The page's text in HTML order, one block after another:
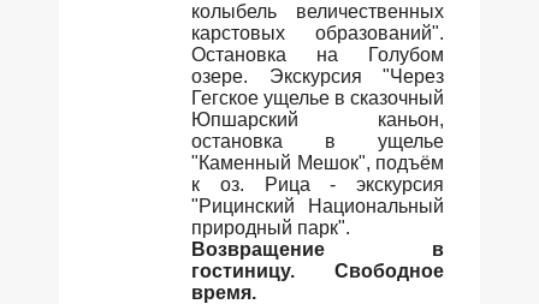
колыбель величественных
карстовых образований".
Остановка на Голубом
озере. Экскурсия "Через
Гегское ущелье в сказочный
Юпшарский каньон,
остановка в ущелье
"Каменный Мешок", подъём
к оз. Рица - экскурсия
"Рицинский Национальный
природный парк".
Возвращение в
гостиницу. Свободное
время.